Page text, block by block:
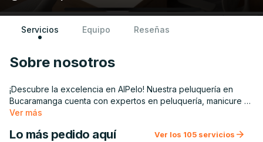
Servicios Equipo Reseñas
Sobre nosotros
¡Descubre la excelencia en AlPelo! Nuestra peluquería en
Bucaramanga cuenta con expertos en peluquería, manicure y
barbería. Experimenta un servicio al cliente incomparable y la
especialidad. ¡Te invitamos a vivir la mejor experiencia de
Ver más
Lo más pedido aquí Ver los 105 servicios